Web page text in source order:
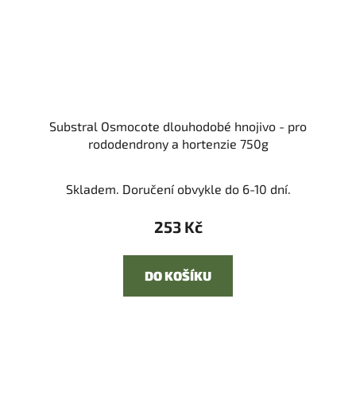
Substral Osmocote dlouhodobé hnojivo - pro
rododendrony a hortenzie 750g
Skladem. Doručení obvykle do 6-10 dní.
253 Kč
DO KOŠÍKU